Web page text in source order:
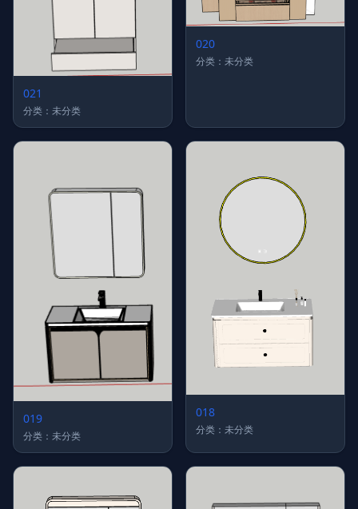
021
分类：未分类
020
分类：未分类
019
分类：未分类
018
分类：未分类